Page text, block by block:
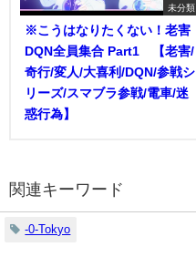
未分類
※こうはなりたくない！老害
DQN全員集合 Part1 【老害/
奇行/変人/大喜利/DQN/参戦シ
リーズ/スマブラ参戦/電車/迷
惑行為】
関連キーワード
-0-Tokyo